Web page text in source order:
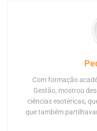
Com formação
Gestão, mostrou
ciências esotéricas,
que também